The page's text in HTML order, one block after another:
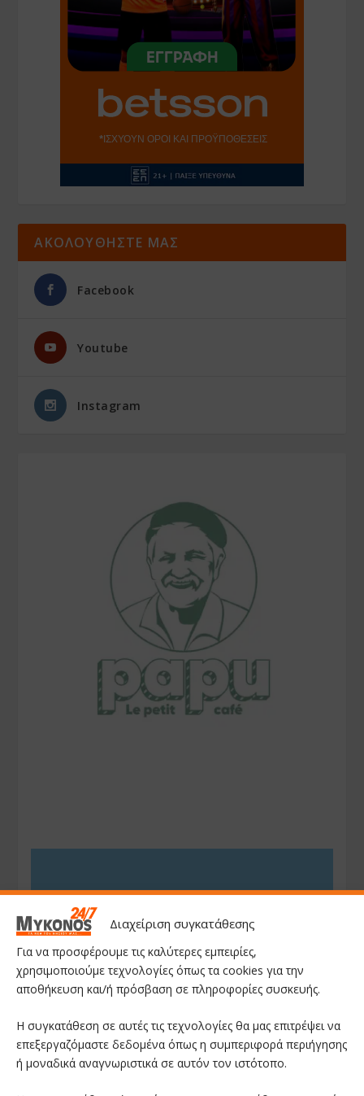
Διαχείριση συγκατάθεσης
Για να προσφέρουμε τις καλύτερες εμπειρίες,
χρησιμοποιούμε τεχνολογίες όπως τα cookies για την
αποθήκευση και/ή πρόσβαση σε πληροφορίες συσκευής.
Η συγκατάθεση σε αυτές τις τεχνολογίες θα μας επιτρέψει να
επεξεργαζόμαστε δεδομένα όπως η συμπεριφορά περιήγησης
ή μοναδικά αναγνωριστικά σε αυτόν τον ιστότοπο.
ΑΚΟΛΟΥΘΗΣΤΕ ΜΑΣ
Facebook
Youtube
Instagram